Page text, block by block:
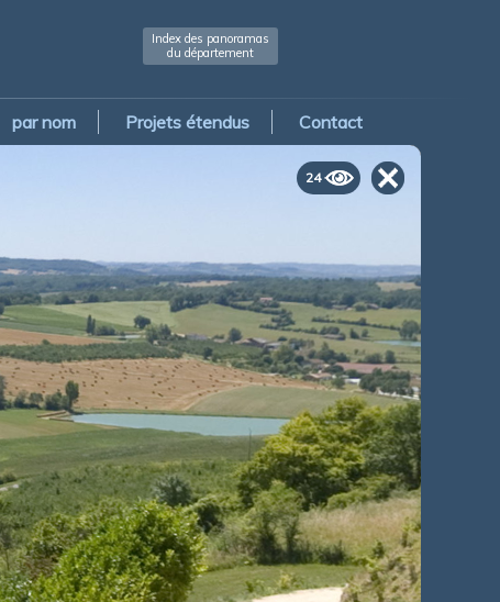
Index des panoramas
du département
par nom Projets étendus Contact
24